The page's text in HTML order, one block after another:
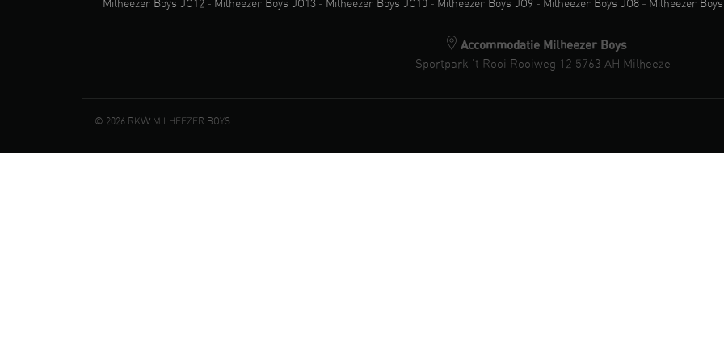
Milheezer Boys JO12 - Milheezer Boys JO13 - Milheezer Boys JO10 - Milheezer Boys JO9 - Milheezer Boys JO8 - Milheezer Boys
Accommodatie Milheezer Boys
Sportpark 't Rooi Rooiweg 12 5763 AH Milheeze
© 2026 RKVV MILHEEZER BOYS